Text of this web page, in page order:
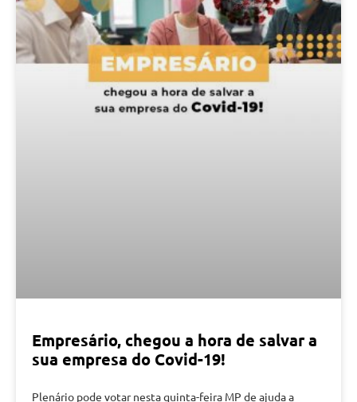
Empresário, chegou a hora de salvar a
sua empresa do Covid-19!
Plenário pode votar nesta quinta-feira MP de ajuda a